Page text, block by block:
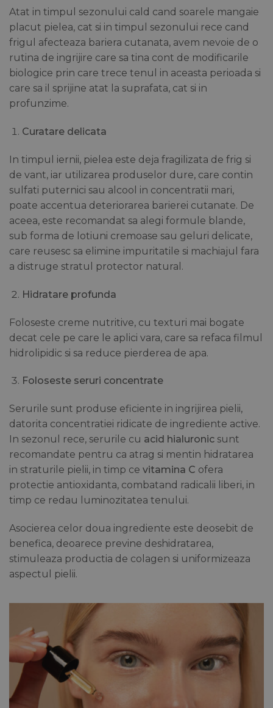
Atat in timpul sezonului cald cand soarele mangaie
placut pielea, cat si in timpul sezonului rece cand
frigul afecteaza bariera cutanata, avem nevoie de o
rutina de ingrijire care sa tina cont de modificarile
biologice prin care trece tenul in aceasta perioada si
care sa il sprijine atat la suprafata, cat si in
profunzime.
Curatare delicata
In timpul iernii, pielea este deja fragilizata de frig si
de vant, iar utilizarea produselor dure, care contin
sulfati puternici sau alcool in concentratii mari,
poate accentua deteriorarea barierei cutanate. De
aceea, este recomandat sa alegi formule blande,
sub forma de lotiuni cremoase sau geluri delicate,
care reusesc sa elimine impuritatile si machiajul fara
a distruge stratul protector natural.
Hidratare profunda
Foloseste creme nutritive, cu texturi mai bogate
decat cele pe care le aplici vara, care sa refaca filmul
hidrolipidic si sa reduce pierderea de apa.
Foloseste seruri concentrate
Serurile sunt produse eficiente in ingrijirea pielii,
datorita concentratiei ridicate de ingrediente active.
In sezonul rece, serurile cu acid hialuronic sunt
recomandate pentru ca atrag si mentin hidratarea
in straturile pielii, in timp ce vitamina C ofera
protectie antioxidanta, combatand radicalii liberi, in
timp ce redau luminozitatea tenului.
Asocierea celor doua ingrediente este deosebit de
benefica, deoarece previne deshidratarea,
stimuleaza productia de colagen si uniformizeaza
aspectul pielii.